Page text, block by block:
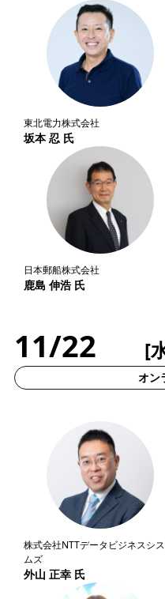
東北電力株式会社
坂本 忍 氏
日本郵船株式会社
鹿島 伸浩 氏
11/22 [
オン
株式会社NTTデータビジネスシ
ムズ
外山 正幸 氏